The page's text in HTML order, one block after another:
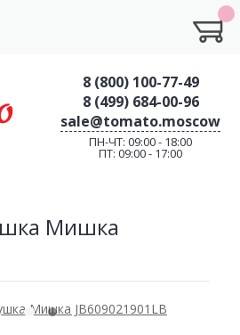
8 (800) 100-77-49
8 (499) 684-00-96
sale@tomato.moscow
ПН-ЧТ: 09:00 - 18:00
ПТ: 09:00 - 17:00
Мишка